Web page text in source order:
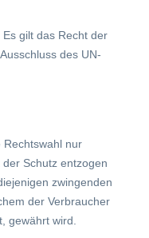
gilt das Recht der
des UN-
Rechtswahl nur
Schutz entzogen
zwingenden
der Verbraucher
gewährt wird.